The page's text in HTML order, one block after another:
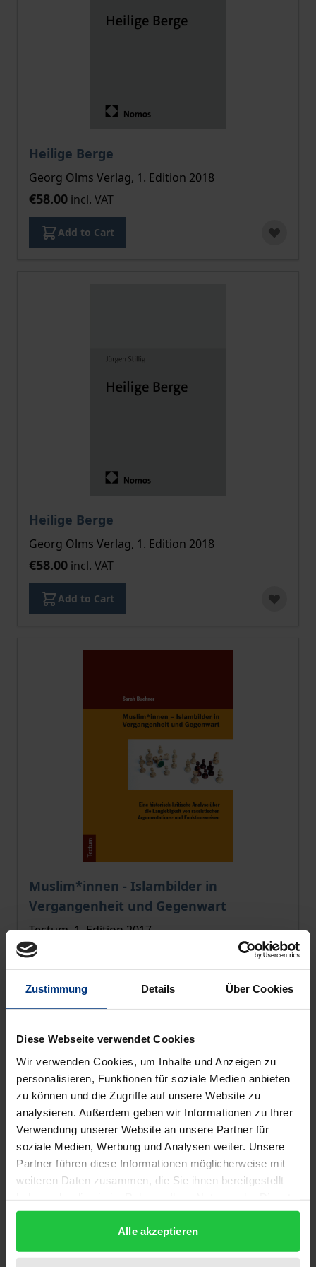
Zustimmung Details Über Cookies
Diese Webseite verwendet Cookies
Wir verwenden Cookies, um Inhalte und Anzeigen zu
personalisieren, Funktionen für soziale Medien anbieten
zu können und die Zugriffe auf unsere Website zu
analysieren. Außerdem geben wir Informationen zu Ihrer
Verwendung unserer Website an unsere Partner für
soziale Medien, Werbung und Analysen weiter. Unsere
Partner führen diese Informationen möglicherweise mit
weiteren Daten zusammen, die Sie ihnen bereitgestellt
gesammelt haben.
Alle akzeptieren
Heilige Berge
Georg Olms Verlag, 1. Edition 2018
€58.00 incl. VAT
Add to Cart
Heilige Berge
Georg Olms Verlag, 1. Edition 2018
€58.00 incl. VAT
Add to Cart
Muslim*innen - Islambilder in
Vergangenheit und Gegenwart
Tectum, 1. Edition 2017
€29.95
Add to Cart